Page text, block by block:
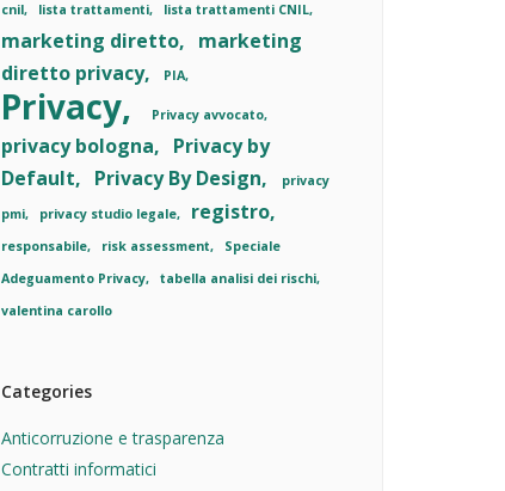
cnil
lista trattamenti lista trattamenti CNIL
marketing diretto
marketing
diretto privacy
PIA
Privacy Privacy avvocato
privacy bologna
Privacy by
Default
Privacy By Design
privacy
pmi
privacy studio legale registro
responsabile risk assessment
Speciale
Adeguamento Privacy
tabella analisi dei rischi
valentina carollo
Categories
Anticorruzione e trasparenza
Contratti informatici